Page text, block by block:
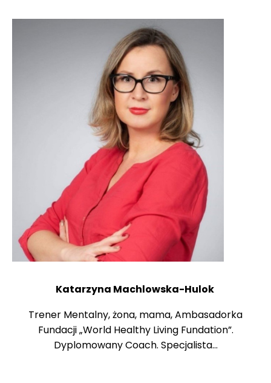
Katarzyna Machlowska-Hulok
Trener Mentalny, żona, mama, Ambasadorka
Fundacji „World Healthy Living Fundation”.
Dyplomowany Coach. Specjalista...